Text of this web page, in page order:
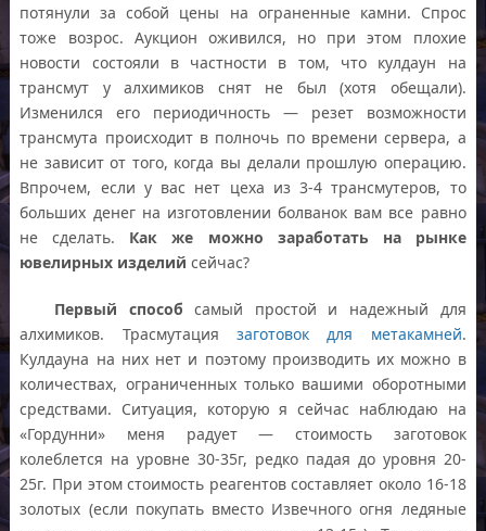
потянули за собой цены на ограненные камни. Спрос
тоже возрос. Аукцион оживился, но при этом плохие
новости состояли в частности в том, что кулдаун на
трансмут у алхимиков снят не был (хотя обещали).
Изменился его периодичность — резет возможности
трансмута происходит в полночь по времени сервера, а
не зависит от того, когда вы делали прошлую операцию.
Впрочем, если у вас нет цеха из 3-4 трансмутеров, то
больших денег на изготовлении болванок вам все равно
не сделать. Как же можно заработать на рынке
ювелирных изделий сейчас?
Первый способ самый простой и надежный для
алхимиков. Трасмутация заготовок для метакамней.
Кулдауна на них нет и поэтому производить их можно в
количествах, ограниченных только вашими оборотными
средствами. Ситуация, которую я сейчас наблюдаю на
«Гордунни» меня радует — стоимость заготовок
колеблется на уровне 30-35г, редко падая до уровня 20-
25г. При этом стоимость реагентов составляет около 16-18
золотых (если покупать вместо Извечного огня ледяные